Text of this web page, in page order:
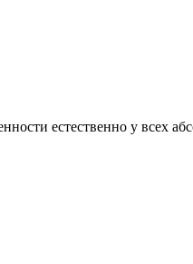
естественно у всех